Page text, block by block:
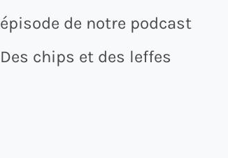
épisode de notre podcast
Des chips et des leffes